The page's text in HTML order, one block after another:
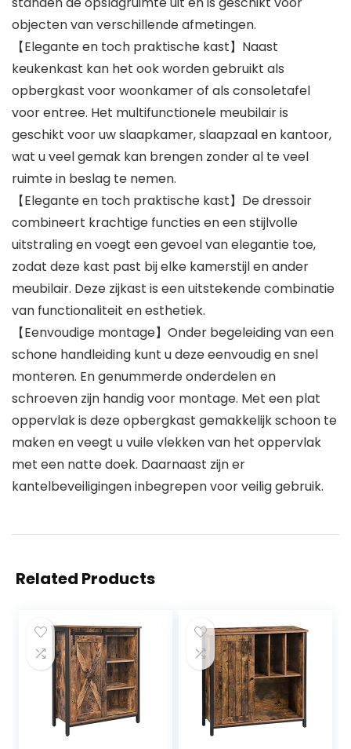
objecten van verschillende afmetingen.
【Elegante en toch praktische kast】Naast
keukenkast kan het ook worden gebruikt als
opbergkast voor woonkamer of als consoletafel
voor entree. Het multifunctionele meubilair is
geschikt voor uw slaapkamer, slaapzaal en kantoor,
wat u veel gemak kan brengen zonder al te veel
ruimte in beslag te nemen.
【Elegante en toch praktische kast】De dressoir
combineert krachtige functies en een stijlvolle
uitstraling en voegt een gevoel van elegantie toe,
zodat deze kast past bij elke kamerstijl en ander
meubilair. Deze zijkast is een uitstekende combinatie
van functionaliteit en esthetiek.
【Eenvoudige montage】Onder begeleiding van een
schone handleiding kunt u deze eenvoudig en snel
monteren. En genummerde onderdelen en
schroeven zijn handig voor montage. Met een plat
oppervlak is deze opbergkast gemakkelijk schoon te
maken en veegt u vuile vlekken van het oppervlak
met een natte doek. Daarnaast zijn er
kantelbeveiligingen inbegrepen voor veilig gebruik.
Related Products